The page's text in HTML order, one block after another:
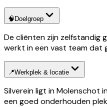
🧠 Doelgroep
De cliënten zijn zelfstandig
werkt in een vast team dat
📍Werkplek & locatie
Silverein ligt in Molenschot
een goed onderhouden